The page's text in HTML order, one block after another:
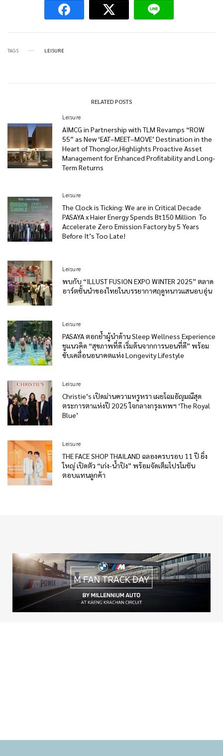
TAGS LEISURE
RELATED POSTS
Leisure
AIMCG in Partnership with TLM Revamps “ROW
55” as New ‘EAT–MEET–MOVE’ Destination in the
Heart of Thonglor,Highlights Proactive Asset
Management for Enhanced Profitability and Long-
Term Returns
Leisure
The Clock is Ticking: We are in Critical Decade
PASAYA x Haier Energy Spends Bt150 Million To
Accelerate Zero Emission Factory by 5 Years
Before It’s Too Late!
Leisure
พบกับ “ILLUST FUSION EXPO WINTER 2025” ตลาด
อาร์ตชั้นนำของไทยในบรรยากาศฤดูหนาวแสนอบอุ่น
Leisure
PASAYA ตอกย้ำผู้นำด้าน Sleep Wellness Experience
ชูแนวคิด “สุขภาพที่ดี เริ่มต้นจากการนอนที่ดี” พร้อม
ขับเคลื่อนอนาคตแห่ง Longevity Lifestyle
Leisure
Christie’s เปิดม่านความหรูหรา เผยโฉมอัญมณีสุด
ตระการตาแห่งปี 2025 ใจกลางกรุงเทพฯ ‘The Royal
Blue’
Leisure
THE FACE SHOP THAILAND ฉลองครบรอบ 11 ปี ยิ่ง
ใหญ่ เปิดตัว “เก่ง-น้ำปิง” พร้อมจัดเต็มโปรโมชัน
ตอบแทนลูกค้า